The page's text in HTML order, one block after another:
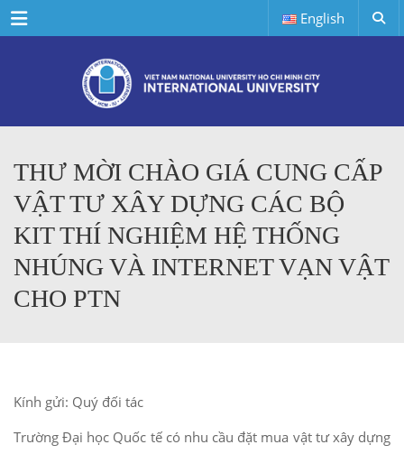
Menu English
THƯ MỜI CHÀO GIÁ CUNG CẤP
VẬT TƯ XÂY DỰNG CÁC BỘ
KIT THÍ NGHIỆM HỆ THỐNG
NHÚNG VÀ INTERNET VẠN VẬT
CHO PTN
Kính gửi: Quý đối tác
Trường Đại học Quốc tế có nhu cầu đặt mua vật tư xây dựng